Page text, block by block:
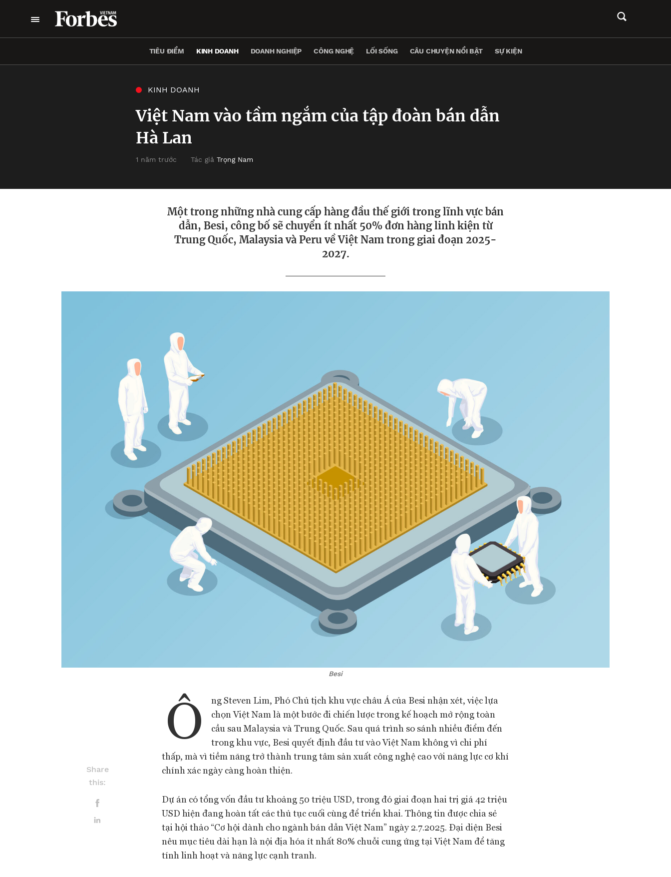
TIÊU ĐIỂM KINH DOANH DOANH NGHIỆP CÔNG NGHỆ LỐI SỐNG CÂU CHUYỆN NỔI BẬT SỰ KIỆN
KINH DOANH
Việt Nam vào tầm ngắm của tập đoàn bán dẫn
Hà Lan
1 năm trước Tác giả Trọng Nam
Một trong những nhà cung cấp hàng đầu thế giới trong lĩnh vực bán
dẫn, Besi, công bố sẽ chuyển ít nhất 50% đơn hàng linh kiện từ
Trung Quốc, Malaysia và Peru về Việt Nam trong giai đoạn 2025-
2027.
Besi
Share
this:
Ô
ng Steven Lim, Phó Chủ tịch khu vực châu Á của Besi nhận xét, việc lựa
chọn Việt Nam là một bước đi chiến lược trong kế hoạch mở rộng toàn
cầu sau Malaysia và Trung Quốc. Sau quá trình so sánh nhiều điểm đến
trong khu vực, Besi quyết định đầu tư vào Việt Nam không vì chi phí
thấp, mà vì tiềm năng trở thành trung tâm sản xuất công nghệ cao với năng lực cơ khí
chính xác ngày càng hoàn thiện.
Dự án có tổng vốn đầu tư khoảng 50 triệu USD, trong đó giai đoạn hai trị giá 42 triệu
USD hiện đang hoàn tất các thủ tục cuối cùng để triển khai. Thông tin được chia sẻ
tại hội thảo “Cơ hội dành cho ngành bán dẫn Việt Nam” ngày 2.7.2025. Đại diện Besi
nêu mục tiêu dài hạn là nội địa hóa ít nhất 80% chuỗi cung ứng tại Việt Nam để tăng
tính linh hoạt và năng lực cạnh tranh.